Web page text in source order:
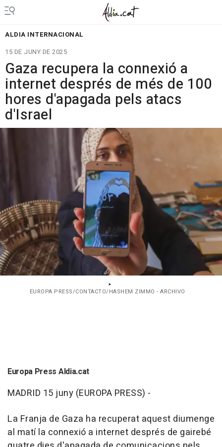
ALDIA INTERNACIONAL
15 DE JUNY DE 2025
Gaza recupera la connexió a
internet després de més de 100
hores d'apagada pels atacs
d'Israel
EUROPA PRESS/CONTACTO/HASHEM ZIMMO - ARCHIVO
Europa Press Aldia.cat
MADRID 15 juny (EUROPA PRESS) -
La Franja de Gaza ha recuperat aquest diumenge
al matí la connexió a internet després de gairebé